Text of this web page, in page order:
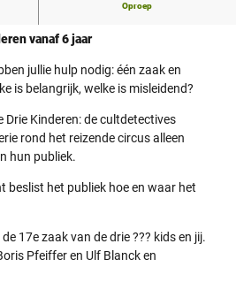
Oproep
circus
vanaf 6 jaar
jullie hulp nodig: één zaak en
is belangrijk, welke is misleidend?
Drie Kinderen: de cultdetectives
rond het reizende circus alleen
hun publiek.
beslist het publiek hoe en waar het
17e zaak van de drie ??? kids en jij.
Pfeiffer en Ulf Blanck en